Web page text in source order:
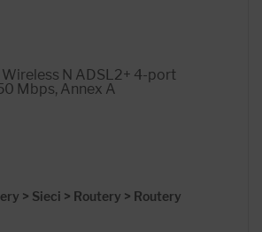
N ADSL2+ 4-port
Mbps, Annex A
> Sieci > Routery > Routery